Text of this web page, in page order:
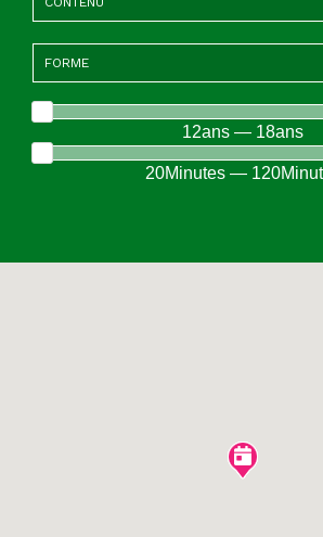
12ans — 18ans
20Minutes —